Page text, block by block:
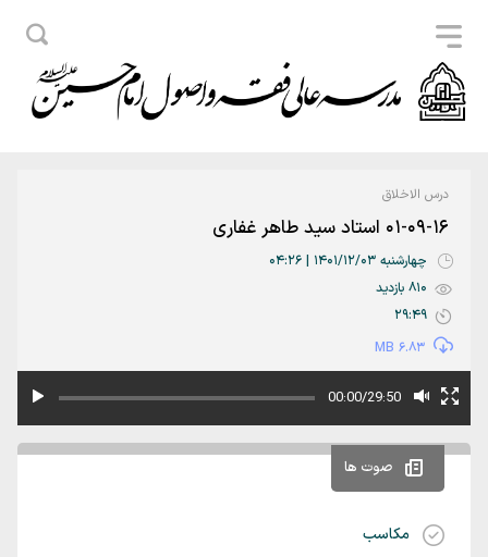
صوت ها
مکاسب
درس الاخلاق
01-09-16 استاد سید طاهر غفاری
چهارشنبه 1401/12/03 | 04:26
810 بازدید
29:49
6.83 MB
00:00/29:50